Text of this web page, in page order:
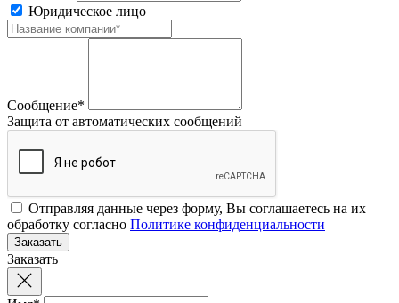
Юридическое лицо
Сообщение*
Защита от автоматических сообщений
Отправляя данные через форму, Вы соглашаетесь на их
обработку согласно Политике конфиденциальности
Заказать